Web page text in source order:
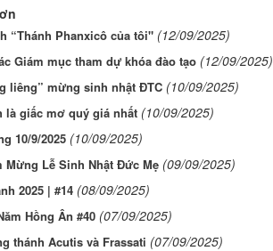
“Thánh Phanxicô của tôi" (12/09/2025)
Giám mục tham dự khóa đào tạo (12/09/2025)
liêng” mừng sinh nhật ĐTC (10/09/2025)
là giấc mơ quý giá nhất (10/09/2025)
10/9/2025 (10/09/2025)
Mừng Lễ Sinh Nhật Đức Mẹ (09/09/2025)
2025 | #14 (08/09/2025)
Hồng Ân #40 (07/09/2025)
thánh Acutis và Frassati (07/09/2025)